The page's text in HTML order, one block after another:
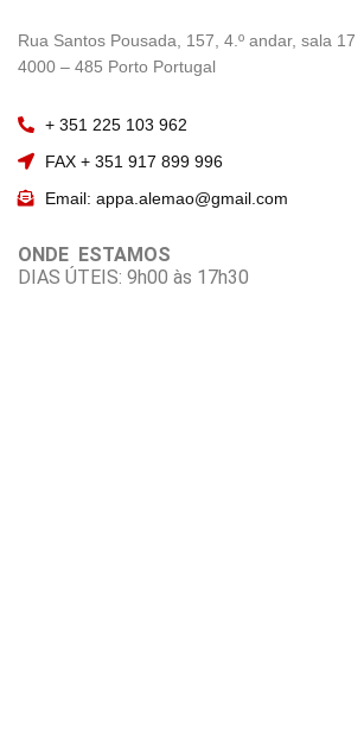
Rua Santos Pousada, 157, 4.º andar, sala 17
4000 – 485 Porto Portugal
+ 351 225 103 962
FAX + 351 917 899 996
Email: appa.alemao@gmail.com
ONDE ESTAMOS
DIAS ÚTEIS: 9h00 às 17h30